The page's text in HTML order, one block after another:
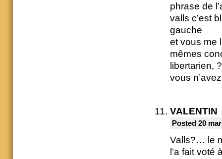
phrase de
valls c’est
gauche
et vous me
mêmes
libertarien, ?
vous
VALENTIN
Posted 20
Valls?… le
l’a fait